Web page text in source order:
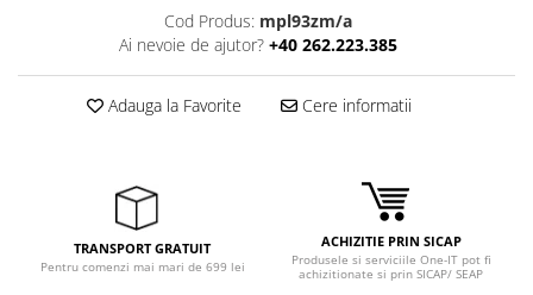
Componente PC
Memorii
Cod Produs: mpl93zm/a
Ai nevoie de ajutor? +40 262.223.385
Adauga la Favorite Cere informatii
TRANSPORT GRATUIT
Pentru comenzi mai mari de 699 lei
ACHIZITIE PRIN SICAP
Produsele si serviciile One-IT pot fi
achizitionate si prin SICAP/ SEAP